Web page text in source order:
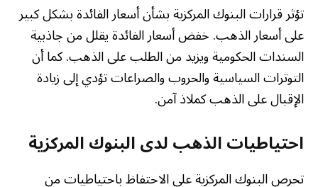
تؤثر قرارات البنوك المركزية بشأن أسعار الفائدة بشكل كبير
على أسعار الذهب. خفض أسعار الفائدة يقلل من جاذبية
السندات الحكومية ويزيد من الطلب على الذهب. كما أن
التوترات السياسية والحروب والصراعات تؤدي إلى زيادة
الإقبال على الذهب كملاذ آمن.
احتياطيات الذهب لدى البنوك المركزية
تحرص البنوك المركزية على الاحتفاظ باحتياطيات من